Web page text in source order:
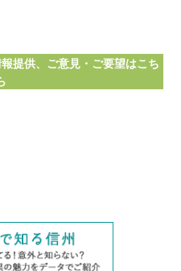
提供、ご意見・ご要望はこち